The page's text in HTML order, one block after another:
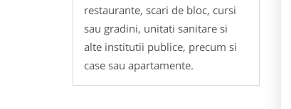
restaurante, scari de bloc, cursi
sau gradini, unitati sanitare si
alte institutii publice, precum si
case sau apartamente.